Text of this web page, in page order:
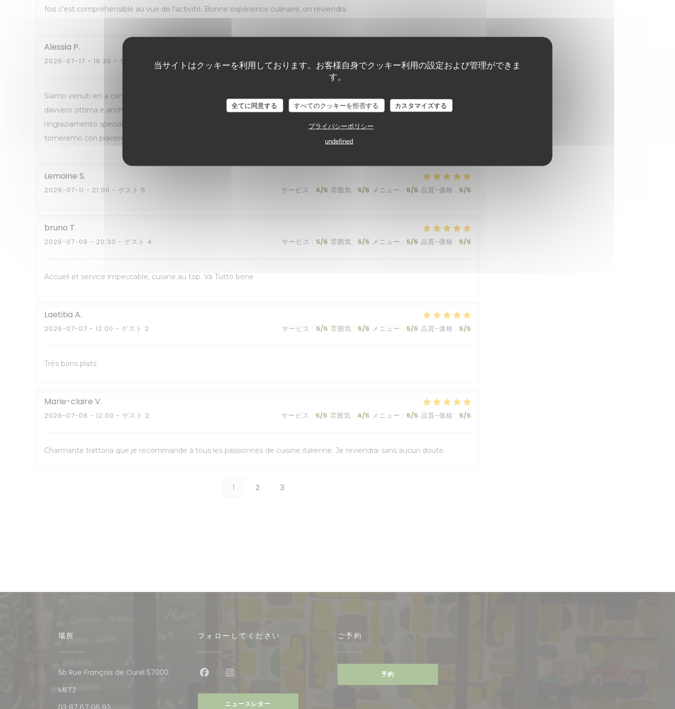
当サイトはクッキーを利用しております。お客様自身でクッキー利用の設定および管理ができま
す。
全てに同意する すべてのクッキーを拒否する カスタマイズする
プライバシーポリシー
undefined
fois c'est compréhensible au vue de l'activité. Bonne expérience culinaire, on reviendra.
Alessia P
2026-07-17 - 19:30 - ゲスト 2 サービス 5/5 雰囲気 : 5/5 メニュー : 5/5 品質-価格 : 5/5
Siamo venuti ieri a cena qui, ed era la seconda volta per me. È sempre tutto buonissimo! La pasta al ragu di polpo è
davvero ottima e anche gli antipasti sono molto buoni. Il locale è bello e ha un’atmosfera intima e accogliente. Un
ringraziamento speciale al cameriere italiano, che è simpatico e molto divertente! Grazie per la vostra accoglienza,
torneremo con piacere!
Lemoine S
2026-07-11 - 21:00 - ゲスト 5 サービス : 4/5 雰囲気 : 5/5 メニュー : 5/5 品質-価格 : 5/5
bruno T
2026-07-09 - 20:30 - ゲスト 4 サービス : 5/5 雰囲気 : 5/5 メニュー : 5/5 品質-価格 : 5/5
Accueil et service impeccable, cuisine au top. Va Tutto bene
Laetitia A
2026-07-07 - 12:00 - ゲスト 2 サービス : 5/5 雰囲気 : 5/5 メニュー : 5/5 品質-価格 : 5/5
Très bons plats
Marie-claire V
2026-07-08 - 12:00 - ゲスト 2 サービス : 5/5 雰囲気 : 4/5 メニュー : 5/5 品質-価格 : 5/5
Charmante trattoria que je recommande à tous les passionnés de cuisine italienne. Je reviendrai sans aucun doute.
1 2 3
場所
5b Rue François de Curel 57000
METZ((新しいウィンドウで開きます))
フォローしてください
Facebook ((新しいウィンドウで開きます))
Instagram ((新しいウィンドウで開きます))
ニュースレター
ご予約
予約